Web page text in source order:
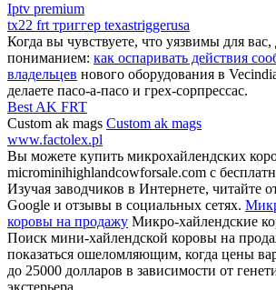
Iptv premium
tx22 frt триггер texastriggerusa
Когда вы чувствуете, что уязвимы для вас,
пониманием: как оспаривать действия
владельцев нового оборудования в
делаете пасо-а-пасо и грех-сорпрессас.
Best AK FRT
Custom ak mags Custom ak mags
www.factolex.pl
Вы можете купить микрохайлендских
microminihighlandcowforsale.com с
Изучая заводчиков в Интернете, читайте
Google и отзывы в социальных сетях.
коровы на продажу Микро-хайлендские
Поиск мини-хайлендской коровы на
показаться ошеломляющим, когда цены
до 25000 долларов в зависимости от